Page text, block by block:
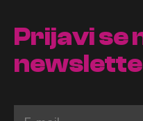
Prijavi se